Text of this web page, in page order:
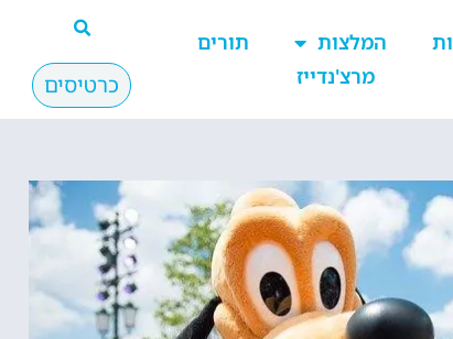
המלצות
תורים
מרצ'נדייז כרטיסים